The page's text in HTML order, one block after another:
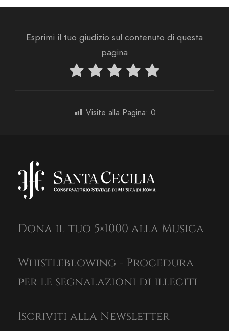
Esprimi il tuo giudizio sul contenuto di questa
pagina
Visite alla Pagina: 0
Dona il tuo 5×1000 alla Musica
Whistleblowing - Procedura
per le segnalazioni di illeciti
Iscriviti alla Newsletter